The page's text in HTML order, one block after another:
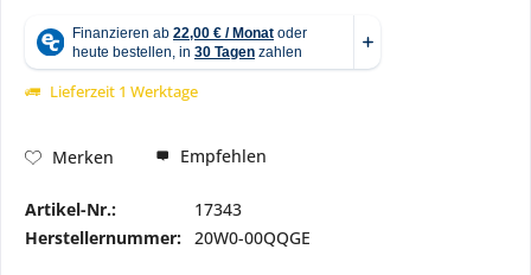
Lieferzeit 1 Werktage
Merken Empfehlen
Artikel-Nr.:
17343
Herstellernummer: 20W0-00QQGE